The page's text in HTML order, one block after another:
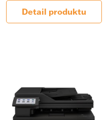
Detail produktu